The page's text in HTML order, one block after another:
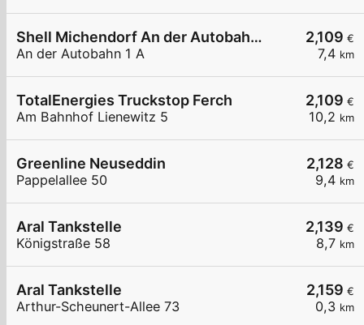
2,109 €
7,4 km
Shell Michendorf An der Autobahn 1 A
An der Autobahn 1 A
2,109 €
10,2 km
TotalEnergies Truckstop Ferch
Am Bahnhof Lienewitz 5
2,128 €
9,4 km
Greenline Neuseddin
Pappelallee 50
2,139 €
8,7 km
Aral Tankstelle
Königstraße 58
2,159 €
0,3 km
Aral Tankstelle
Arthur-Scheunert-Allee 73